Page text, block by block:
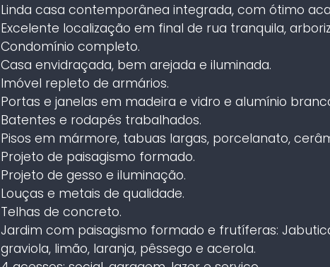
Linda casa contemporânea integrada, com ótimo
Excelente localização em final de rua tranquila,
Condomínio completo.
Casa envidraçada, bem arejada e iluminada.
Imóvel repleto de armários.
Portas e janelas em madeira e vidro e alumínio
Batentes e rodapés trabalhados.
Pisos em mármore, tabuas largas, porcelanato,
Projeto de paisagismo formado.
Projeto de gesso e iluminação.
Louças e metais de qualidade.
Telhas de concreto.
Jardim com paisagismo formado e frutíferas:
graviola, limão, laranja, pêssego e acerola.